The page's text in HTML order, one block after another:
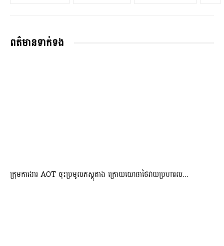
ពត៌មានទាក់ទង
ក្រុមការងារ AOT ចុះប្រមូលភស្តុតាង ក្រោយយោធាថៃវាយប្រហារល...